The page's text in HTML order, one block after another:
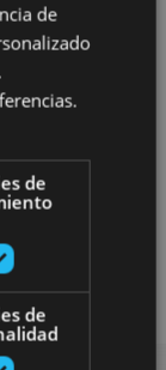
de
de
de